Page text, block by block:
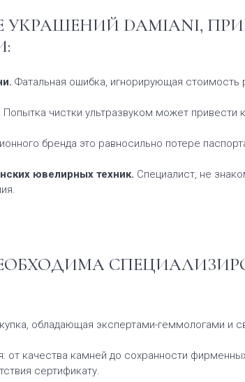
DAMIANI,
Фатальная ошибка, игнорирующая стоимость
Попытка чистки ультразвуком может
бренда это равносильно потере
ювелирных техник. Специалист, не
обладающая экспертами-геммологами и
от качества камней до сохранности фирменных
сертификату.